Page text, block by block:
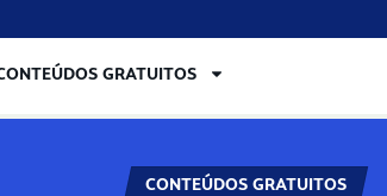
GRATUITOS
CONTEÚDOS GRATUITOS